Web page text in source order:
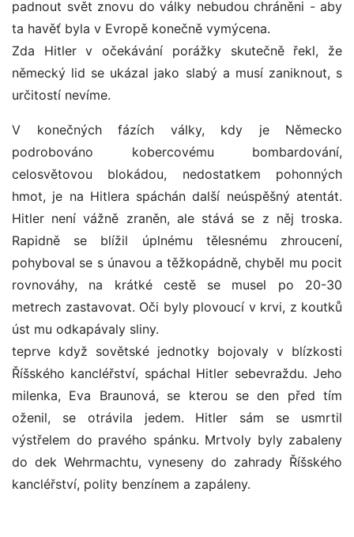
padnout svět znovu do války nebudou chráněni - aby
ta havěť byla v Evropě konečně vymýcena.
Zda Hitler v očekávání porážky skutečně řekl, že
německý lid se ukázal jako slabý a musí zaniknout, s
určitostí nevíme.
V konečných fázích války, kdy je Německo
podrobováno kobercovému bombardování,
celosvětovou blokádou, nedostatkem pohonných
hmot, je na Hitlera spáchán další neúspěšný atentát.
Hitler není vážně zraněn, ale stává se z něj troska.
Rapidně se blížil úplnému tělesnému zhroucení,
pohyboval se s únavou a těžkopádně, chyběl mu pocit
rovnováhy, na krátké cestě se musel po 20-30
metrech zastavovat. Oči byly plovoucí v krvi, z koutků
úst mu odkapávaly sliny.
teprve když sovětské jednotky bojovaly v blízkosti
Říšského kancléřství, spáchal Hitler sebevraždu. Jeho
milenka, Eva Braunová, se kterou se den před tím
oženil, se otrávila jedem. Hitler sám se usmrtil
výstřelem do pravého spánku. Mrtvoly byly zabaleny
do dek Wehrmachtu, vyneseny do zahrady Říšského
kancléřství, polity benzínem a zapáleny.